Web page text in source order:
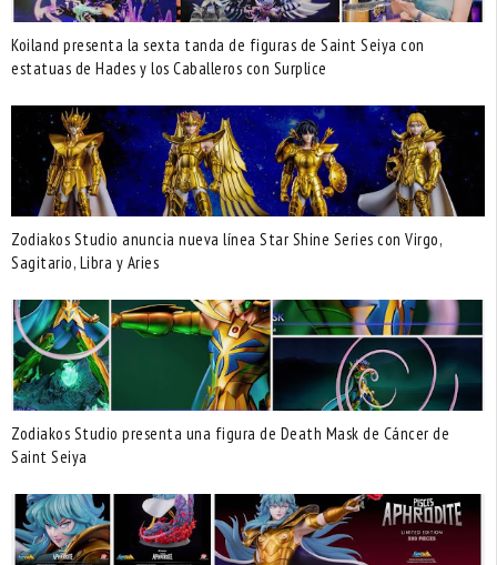
Koiland presenta la sexta tanda de figuras de Saint Seiya con
estatuas de Hades y los Caballeros con Surplice
Zodiakos Studio anuncia nueva línea Star Shine Series con Virgo,
Sagitario, Libra y Aries
Zodiakos Studio presenta una figura de Death Mask de Cáncer de
Saint Seiya